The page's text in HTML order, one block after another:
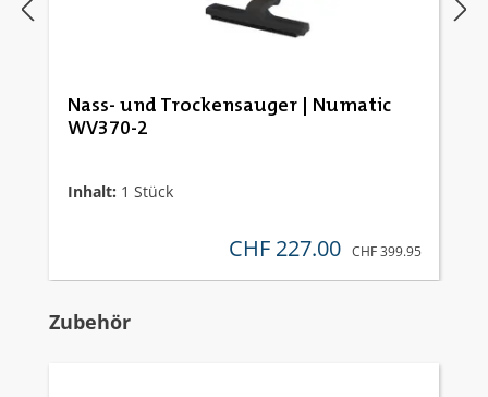
Nass- und Trockensauger | Numatic
WV370-2
Inhalt: 1 Stück
verkaufspreis:
CHF 227.00 REGULÄRER PREIS:
CHF 399.95
Produktgalerie überspringen
Zubehör